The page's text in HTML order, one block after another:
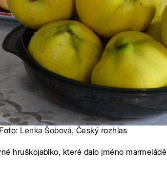
Lenka Šobová, Český rozhlas
hruškojablko, které dalo jméno marmeládě